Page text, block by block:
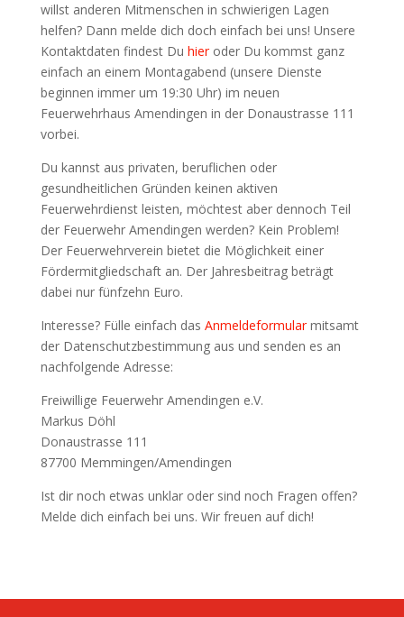
willst anderen Mitmenschen in schwierigen Lagen
helfen? Dann melde dich doch einfach bei uns! Unsere
Kontaktdaten findest Du hier oder Du kommst ganz
einfach an einem Montagabend (unsere Dienste
beginnen immer um 19:30 Uhr) im neuen
Feuerwehrhaus Amendingen in der Donaustrasse 111
vorbei.
Du kannst aus privaten, beruflichen oder
gesundheitlichen Gründen keinen aktiven
Feuerwehrdienst leisten, möchtest aber dennoch Teil
der Feuerwehr Amendingen werden? Kein Problem!
Der Feuerwehrverein bietet die Möglichkeit einer
Fördermitgliedschaft an. Der Jahresbeitrag beträgt
dabei nur fünfzehn Euro.
Interesse? Fülle einfach das Anmeldeformularmitsamt
der Datenschutzbestimmung aus und senden es an
nachfolgende Adresse:
Freiwillige Feuerwehr Amendingen e.V.
Markus Döhl
Donaustrasse 111
87700 Memmingen/Amendingen
Ist dir noch etwas unklar oder sind noch Fragen offen?
Melde dich einfach bei uns. Wir freuen auf dich!